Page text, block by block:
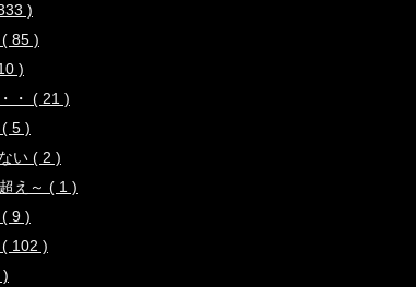
)
85 )
)
・ ( 21 )
5 )
い ( 2 )
え～ ( 1 )
9 )
( 102 )
)